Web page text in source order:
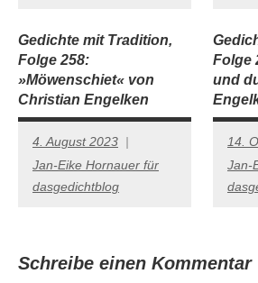
Gedichte mit Tradition,
Folge 258:
»Möwenschiet« von
Christian Engelken
4. August 2023
Jan-Eike Hornauer für
dasgedichtblog
Folge
und
14.
Jan-
Schreibe einen Kommentar